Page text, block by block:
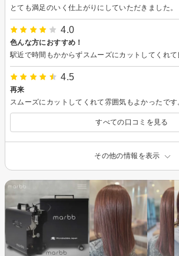
4.0
色んな方におすすめ！
駅近で時間もかからずスムーズにカットしてくれて
4.5
再来
スムーズにカットしてくれて雰囲気もよかったです
すべての口コミを見る
その他の情報を表示